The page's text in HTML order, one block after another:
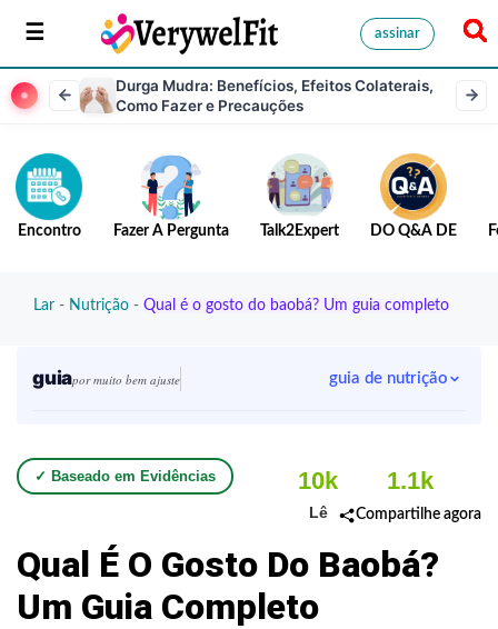
assinar
Durga Mudra: Benefícios, Efeitos Colaterais,
Como Fazer e Precauções
Encontro Fazer A Pergunta Talk2Expert DO Q&A DE
Lar - Nutrição - Qual é o gosto do baobá? Um guia completo
guiapor muito bem ajuste guia de nutrição
✓ Baseado em Evidências 10k
Lê
1.1k
Compartilhe agora
Qual É O Gosto Do Baobá?
Um Guia Completo